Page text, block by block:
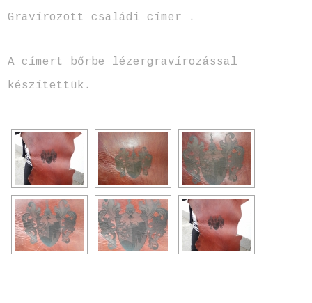
Gravírozott családi címer .
A címert bőrbe lézergravírozással
készítettük.